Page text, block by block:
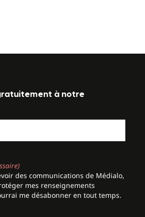
à notre
des communications de Médialo,
mes renseignements
me désabonner en tout temps.